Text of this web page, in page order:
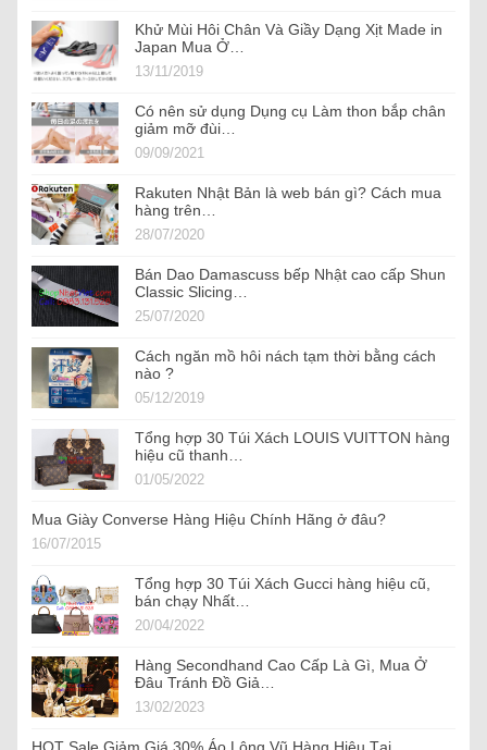
Khử Mùi Hôi Chân Và Giầy Dạng Xịt Made in
Japan Mua Ở…
13/11/2019
Có nên sử dụng Dụng cụ Làm thon bắp chân
giảm mỡ đùi…
09/09/2021
Rakuten Nhật Bản là web bán gì? Cách mua
hàng trên…
28/07/2020
Bán Dao Damascuss bếp Nhật cao cấp Shun
Classic Slicing…
25/07/2020
Cách ngăn mồ hôi nách tạm thời bằng cách
nào ?
05/12/2019
Tổng hợp 30 Túi Xách LOUIS VUITTON hàng
hiệu cũ thanh…
01/05/2022
Mua Giày Converse Hàng Hiệu Chính Hãng ở đâu?
16/07/2015
Tổng hợp 30 Túi Xách Gucci hàng hiệu cũ,
bán chạy Nhất…
20/04/2022
Hàng Secondhand Cao Cấp Là Gì, Mua Ở
Đâu Tránh Đồ Giả…
13/02/2023